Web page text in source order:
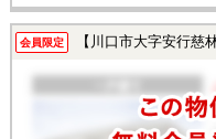
会員限定 【川口市大字安行慈林 ｜